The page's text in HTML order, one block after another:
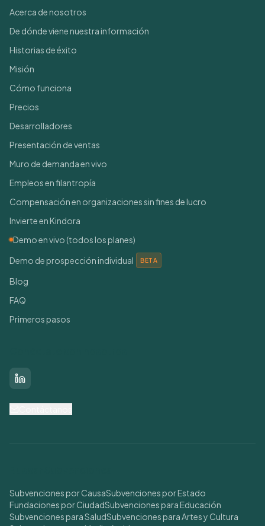
Acerca de nosotros
De dónde viene nuestra información
Historias de éxito
Misión
Cómo funciona
Precios
Desarrolladores
Presentación de ventas
Muro de demanda en vivo
Empleos en filantropía
Compensación en organizaciones sin fines de lucro
Invierte en Kindora
Demo en vivo (todos los planes)
Demo de prospección individual
BETA
Blog
FAQ
Primeros pasos
LinkedIn
Subvenciones por CausaSubvenciones por Estado
Fundaciones por CiudadSubvenciones para Educación
Subvenciones para SaludSubvenciones para Artes y Cultura